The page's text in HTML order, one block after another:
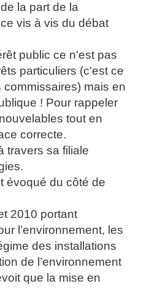
la part de la
vis à vis du débat
public ce n'est pas
particuliers (c'est ce
mais en
! Pour rappeler
tout en
correcte.
travers sa filiale
évoqué du côté de
2010 portant
l’environnement, les
des installations
de l’environnement
que la mise en